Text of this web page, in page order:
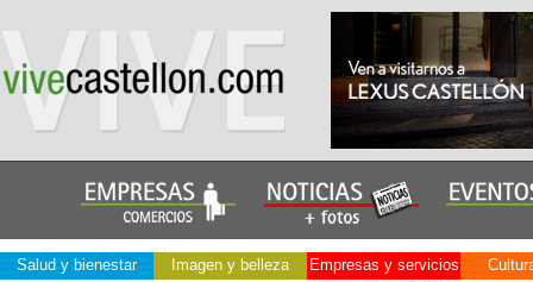
Salud y bienestar Imagen y belleza Empresas y servicios